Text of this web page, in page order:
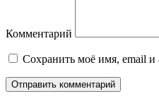
Комментарий
Сохранить моё имя, email и